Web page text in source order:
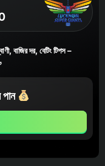
বাজির দর, বেটিং টিপস –